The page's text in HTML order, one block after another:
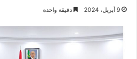
9 أبريل، 2024 دقيقة واحدة